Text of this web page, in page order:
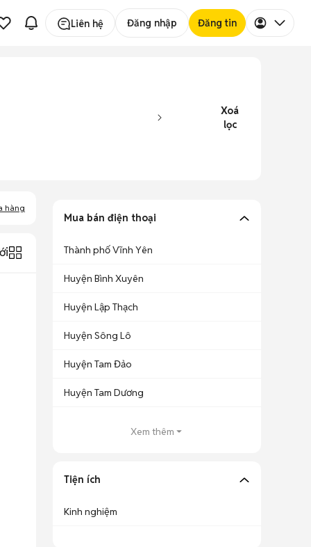
Liên hệ Đăng nhập Đăng tin
Xoá
lọc
hàng
Mua bán điện thoại
Thành phố Vĩnh Yên
Huyện Bình Xuyên
Huyện Lập Thạch
Huyện Sông Lô
Huyện Tam Đảo
Huyện Tam Dương
Xem thêm
Tiện ích
Kinh nghiệm